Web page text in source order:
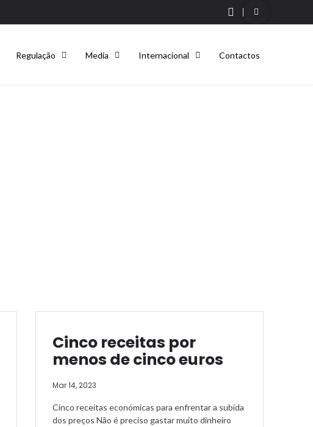
Regulação Media Internacional Contactos
Cinco receitas por
menos de cinco euros
Mar 14, 2023
Cinco receitas económicas para enfrentar a subida
dos preços Não é preciso gastar muito dinheiro